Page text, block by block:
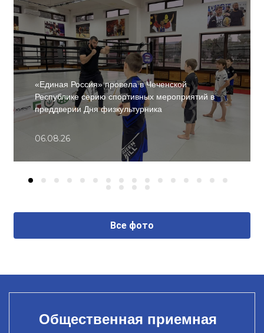
«Единая Россия» провела в Чеченской
Республике серию спортивных мероприятий в
преддверии Дня физкультурника
06.08.26
Все фото
Общественная приемная